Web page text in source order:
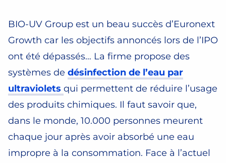
BIO-UV Group est un beau succès d’Euronext
Growth car les objectifs annoncés lors de l’IPO
ont été dépassés… La firme propose des
systèmes de désinfection de l’eau par
ultraviolets qui permettent de réduire l’usage
des produits chimiques. Il faut savoir que,
dans le monde, 10.000 personnes meurent
chaque jour après avoir absorbé une eau
impropre à la consommation. Face à l’actuel